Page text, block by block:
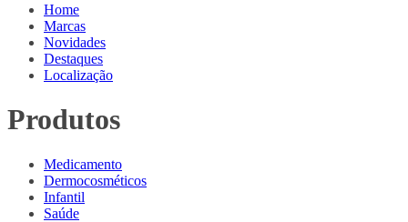
Home
Marcas
Novidades
Destaques
Localização
Produtos
Medicamento
Dermocosméticos
Infantil
Saúde